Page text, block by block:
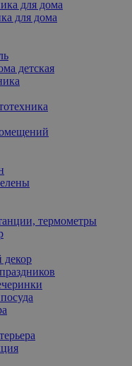
для дома
для дома
детская
термометры